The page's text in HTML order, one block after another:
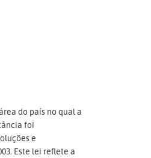
do país no qual a
foi
e
Este lei reflete a